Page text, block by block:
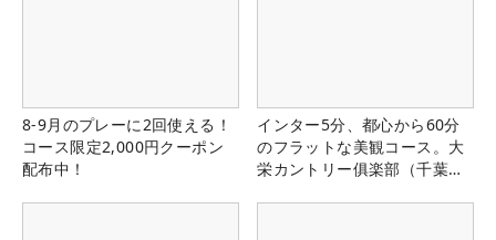
8-9月のプレーに2回使える！
コース限定2,000円クーポン
配布中！
インター5分、都心から60分
のフラットな美観コース。大
栄カントリー俱楽部（千葉